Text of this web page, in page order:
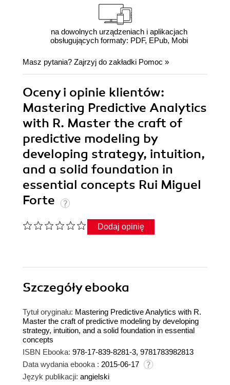
na dowolnych urządzeniach i aplikacjach
obsługujących formaty: PDF, EPub, Mobi
Masz pytania? Zajrzyj do zakładki Pomoc »
Oceny i opinie klientów:
Mastering Predictive Analytics
with R. Master the craft of
predictive modeling by
developing strategy, intuition,
and a solid foundation in
essential concepts Rui Miguel
Forte
Dodaj opinię
Szczegółyebooka
Tytuł oryginału: Mastering Predictive Analytics with R.
Master the craft of predictive modeling by developing
strategy, intuition, and a solid foundation in essential
concepts
ISBN Ebooka: 978-17-839-8281-3, 9781783982813
Data wydania ebooka : 2015-06-17
Język publikacji: angielski